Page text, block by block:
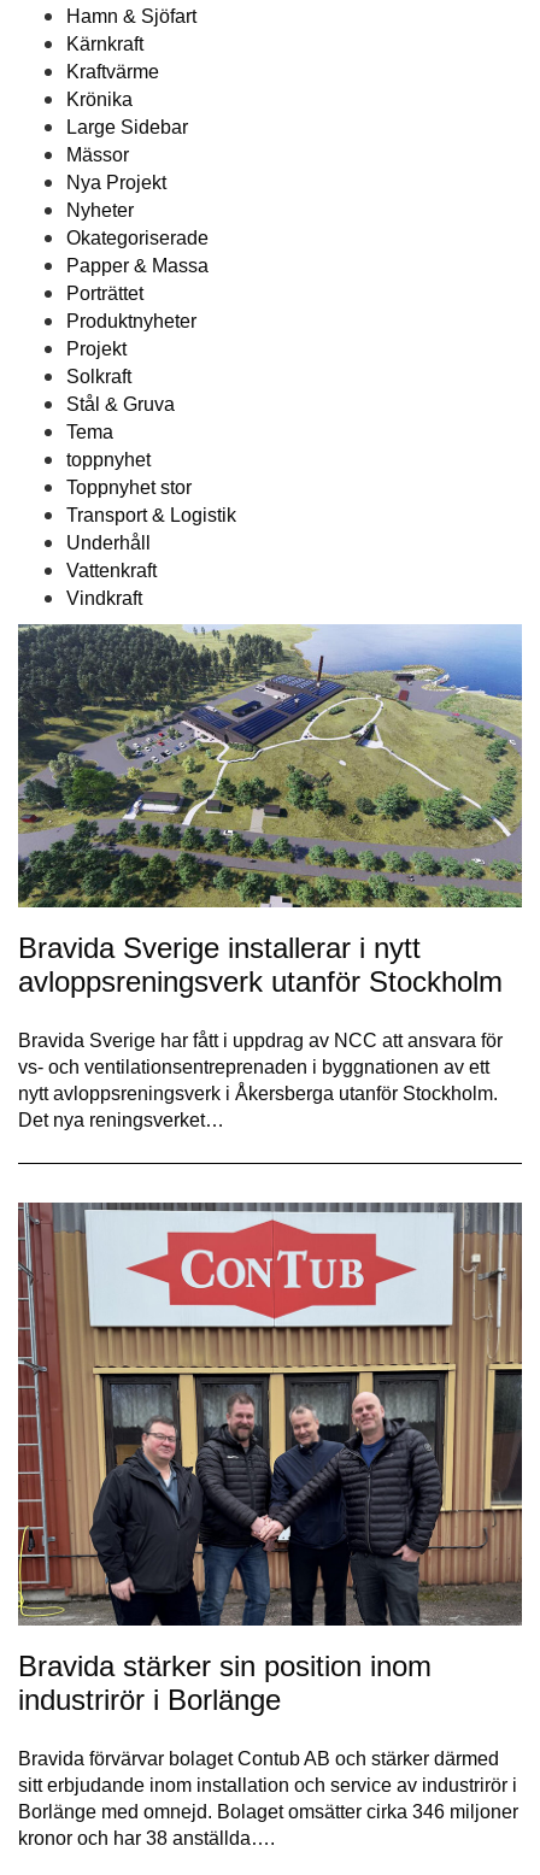
Hamn & Sjöfart
Kärnkraft
Kraftvärme
Krönika
Large Sidebar
Mässor
Nya Projekt
Nyheter
Okategoriserade
Papper & Massa
Porträttet
Produktnyheter
Projekt
Solkraft
Stål & Gruva
Tema
toppnyhet
Toppnyhet stor
Transport & Logistik
Underhåll
Vattenkraft
Vindkraft
Bravida Sverige installerar i nytt
avloppsreningsverk utanför Stockholm
Bravida Sverige har fått i uppdrag av NCC att ansvara för
vs- och ventilationsentreprenaden i byggnationen av ett
nytt avloppsreningsverk i Åkersberga utanför Stockholm.
Det nya reningsverket…
Bravida stärker sin position inom
industrirör i Borlänge
Bravida förvärvar bolaget Contub AB och stärker därmed
sitt erbjudande inom installation och service av industrirör i
Borlänge med omnejd. Bolaget omsätter cirka 346 miljoner
kronor och har 38 anställda….